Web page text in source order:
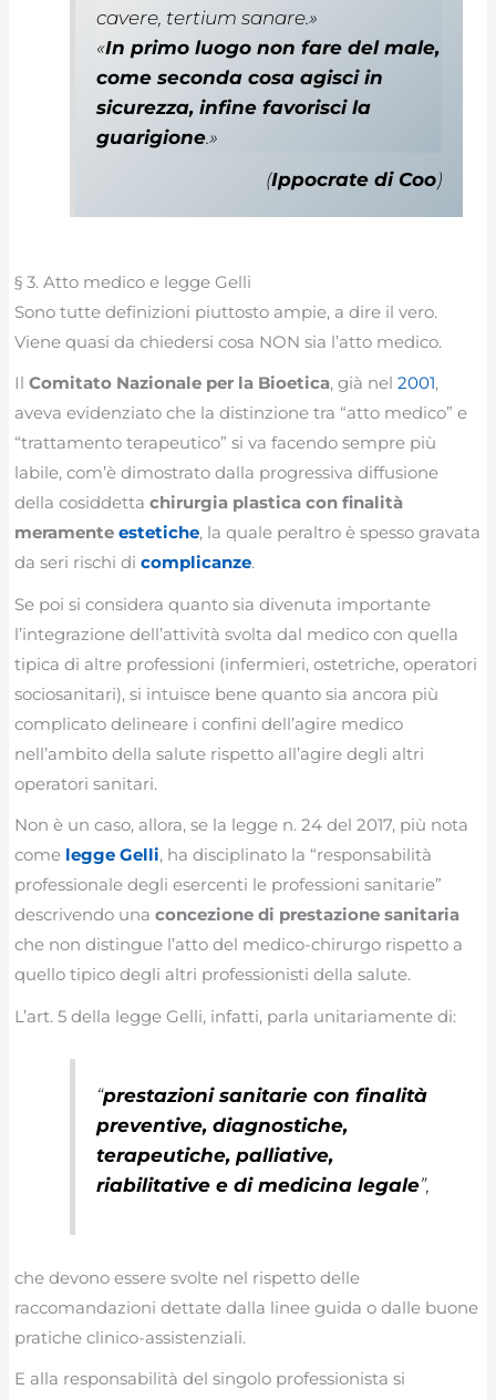
cavere, tertium sanare.»
«In primo luogo non fare del male,
come seconda cosa agisci in
sicurezza, infine favorisci la
guarigione.»
(Ippocrate di Coo)
§ 3. Atto medico e legge Gelli
Sono tutte definizioni piuttosto ampie, a dire il vero.
Viene quasi da chiedersi cosa NON sia l’atto medico.
IlComitato Nazionale per la Bioetica, già nel2001,
aveva evidenziato che la distinzione tra “atto medico” e
“trattamento terapeutico” si va facendo sempre più
labile, com’è dimostrato dalla progressiva diffusione
della cosiddettachirurgia plastica con finalità
meramenteestetiche, la quale peraltro è spesso gravata
da seri rischi dicomplicanze.
Se poi si considera quanto sia divenuta importante
l’integrazione dell’attività svolta dal medico con quella
tipica di altre professioni (infermieri, ostetriche, operatori
sociosanitari), si intuisce bene quanto sia ancora più
complicato delineare i confini dell’agire medico
nell’ambito della salute rispetto all’agire degli altri
operatori sanitari.
Non è un caso, allora, se la legge n. 24 del 2017, più nota
come legge Gelli, ha disciplinato la “responsabilità
professionale degli esercenti le professioni sanitarie”
descrivendo unaconcezione di prestazione sanitaria
che non distingue l’atto del medico-chirurgo rispetto a
quello tipico degli altri professionisti della salute.
L’art. 5 della legge Gelli, infatti, parla unitariamente di:
“prestazioni sanitarie con finalità
preventive, diagnostiche,
terapeutiche, palliative,
riabilitative e di medicina legale”,
che devono essere svolte nel rispetto delle
raccomandazioni dettate dalla linee guida o dalle buone
pratiche clinico-assistenziali.
E alla responsabilità del singolo professionista si